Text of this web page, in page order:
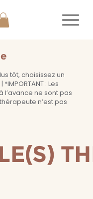
tôt, choisissez un
: Les
l’avance ne sont pas
n’est pas